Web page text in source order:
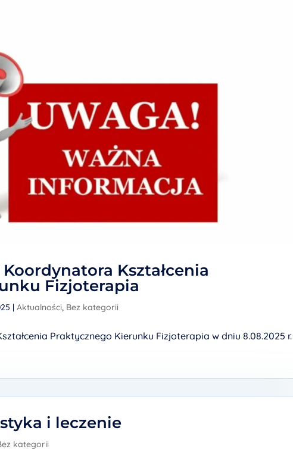
Kształcenia
Fizjoterapia
|Aktualności, Bez kategorii
Praktycznego Kierunku Fizjoterapia w dniu 8.08.2025 r.
i leczenie
kategorii